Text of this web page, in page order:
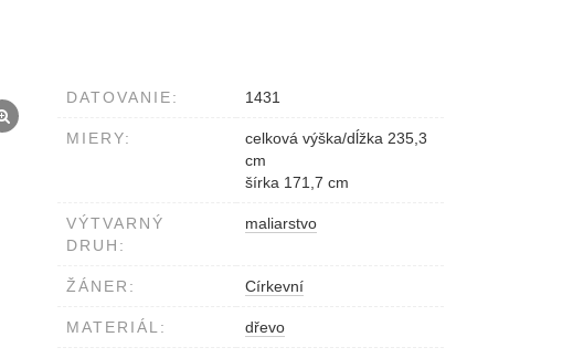
DATOVANIE: 1431
MIERY:
celková výška/dĺžka 235,3
cm
šírka 171,7 cm
VÝTVARNÝ
DRUH:
maliarstvo
ŽÁNER: Církevní
MATERIÁL: dřevo